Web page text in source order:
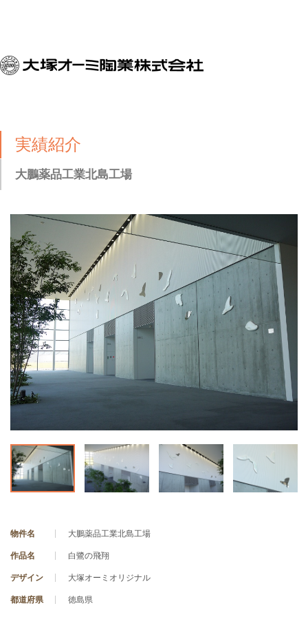
実績紹介
大鵬薬品工業北島工場
物件名 大鵬薬品工業北島工場
作品名 白鷺の飛翔
デザイン 大塚オーミオリジナル
都道府県 徳島県